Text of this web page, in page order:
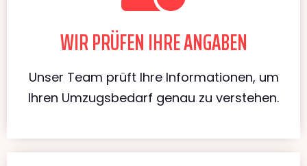
WIR PRÜFEN IHRE ANGABEN
Unser Team prüft Ihre Informationen, um
Ihren Umzugsbedarf genau zu verstehen.